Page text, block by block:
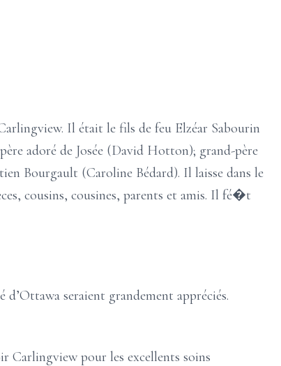
Il était le fils de feu Elzéar Sabourin
adoré de Josée (David Hotton); grand-père
Bourgault (Caroline Bédard). Il laisse dans le
cousins, cousines, parents et amis. Il fé�t
seraient grandement appréciés.
Carlingview pour les excellents soins